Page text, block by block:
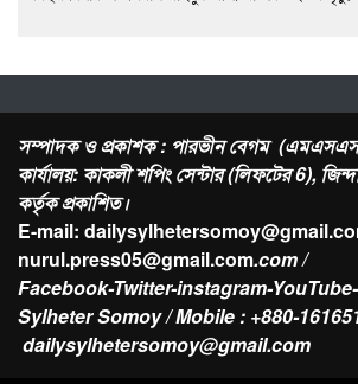
সম্পাদক ও প্রকাশক : পারভীন বেগম (এমএসএস,
কার্যালয়: কাকলী শপিং সেন্টার (লিফটের 6),
কর্তৃক প্রকাশিত।
E-mail:
nurul.press05@gmail.com.com /
Facebook-Twitter-instagram-
Sylheter Somoy / Mobile : +880-
dailysylhetersomoy@gmail.com